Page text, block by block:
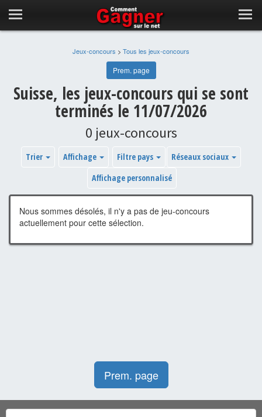
Jeux-concours > Tous les jeux-concours
Prem. page
Suisse, les jeux-concours qui se sont
terminés le 11/07/2026
0 jeux-concours
Trier Affichage Filtre pays
Réseaux sociaux
Affichage personnalisé
Nous sommes désolés, il n'y a pas de jeu-concours
actuellement pour cette sélection.
Prem. page